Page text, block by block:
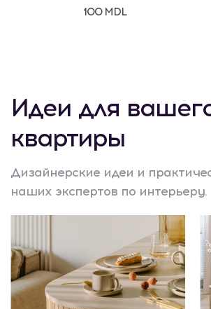
100 MDL
Идеи для
квартиры
Дизайнерские идеи и
наших экспертов по интерьеру.